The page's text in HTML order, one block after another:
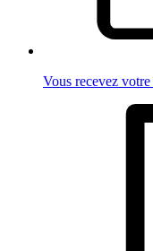
Vous recevez